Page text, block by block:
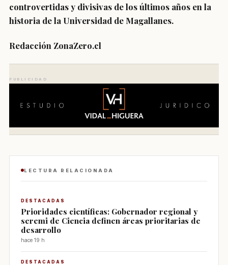
controvertidas y divisivas de los últimos años en la
historia de la Universidad de Magallanes.
Redacción ZonaZero.cl
PUBLICIDAD
LECTURA RELACIONADA
DESTACADAS
Prioridades científicas: Gobernador regional y
seremi de Ciencia definen áreas prioritarias de
desarrollo
hace 19 h
DESTACADAS